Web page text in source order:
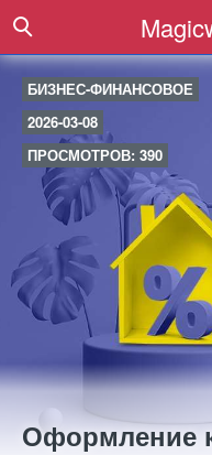
БИЗНЕС-ФИНАНСОВОЕ
2026-03-08
ПРОСМОТРОВ: 390
Оформление